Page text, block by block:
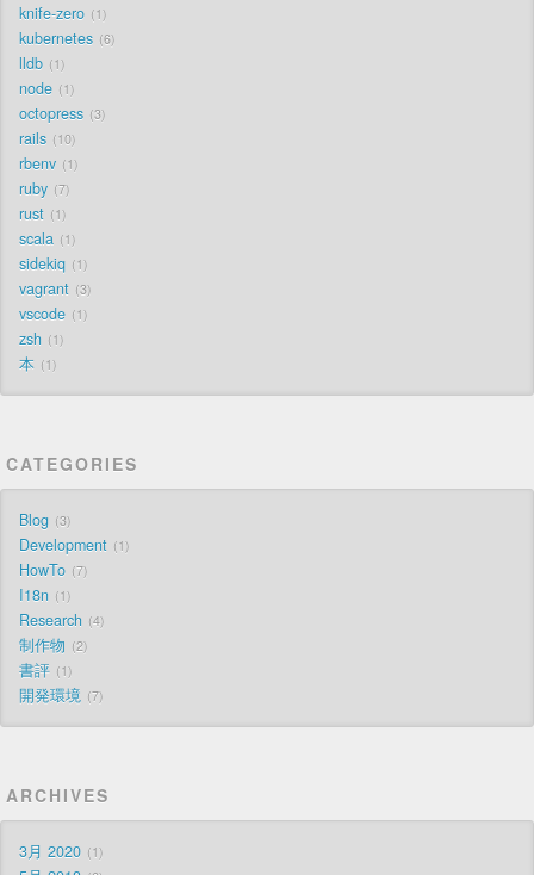
knife-zero 1
kubernetes 6
lldb 1
node 1
octopress 3
rails 10
rbenv 1
ruby 7
rust 1
scala 1
sidekiq 1
vagrant 3
vscode 1
zsh 1
本 1
CATEGORIES
Blog 3
Development 1
HowTo 7
I18n 1
Research 4
制作物 2
書評 1
開発環境 7
ARCHIVES
3月 2020 1